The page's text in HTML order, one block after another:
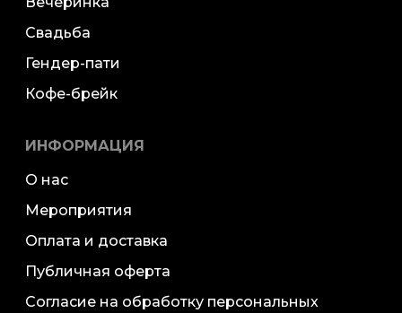
Свадьба
Гендер-пати
Кофе-брейк
ИНФОРМАЦИЯ
О нас
Мероприятия
Оплата и доставка
Публичная оферта
Согласие на обработку персональных